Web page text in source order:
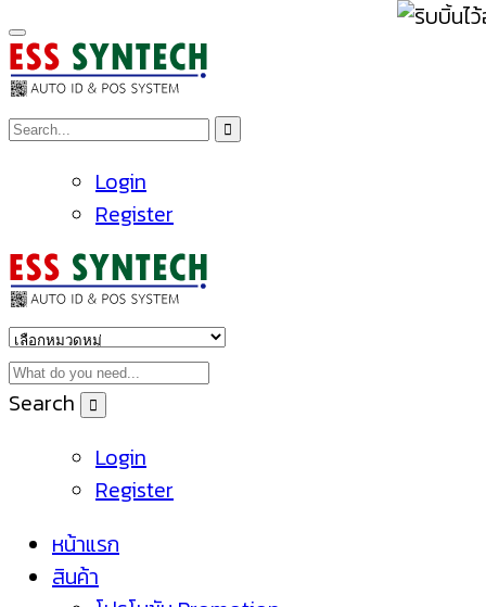
Login
Register
Search
Login
Register
หน้าแรก
สินค้า